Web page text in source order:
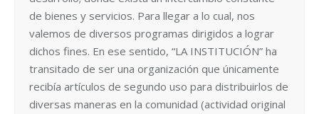
de bienes y servicios. Para llegar a lo cual, nos
valemos de diversos programas dirigidos a lograr
dichos fines. En ese sentido, “LA INSTITUCIÓN” ha
transitado de ser una organización que únicamente
recibía artículos de segundo uso para distribuirlos de
diversas maneras en la comunidad (actividad original